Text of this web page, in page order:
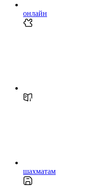
онлайн
шахматам